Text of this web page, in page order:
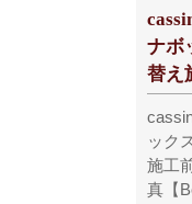
ナボ
替え
ック
施工
真【